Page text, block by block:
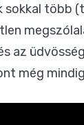
sokkal több
az
még